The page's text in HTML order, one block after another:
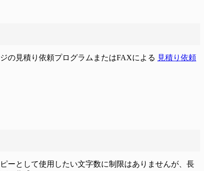
の見積り依頼プログラムまたはFAXによる 見積り依頼
ーとして使用したい文字数に制限はありませんが、長